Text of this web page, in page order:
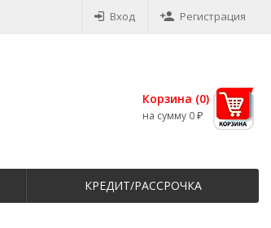
Вход Регистрация
Корзина (0)
на сумму 0 ₽
КРЕДИТ/РАССРОЧКА